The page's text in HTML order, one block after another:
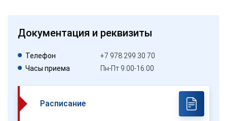
Документация и реквизиты
Телефон
+7 978 299 30 70
Часы приема
Пн-Пт 9:00-16:00
Расписание